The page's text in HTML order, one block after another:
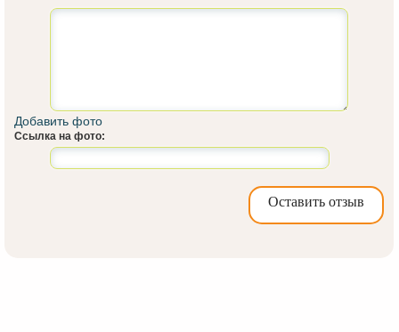
Добавить фото
Ссылка на фото:
Оставить отзыв